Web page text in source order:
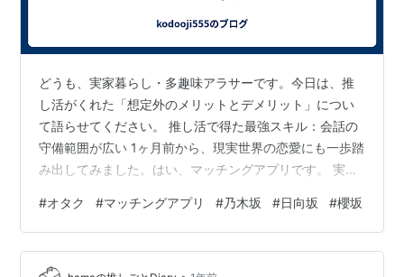
どうも、実家暮らし・多趣味アラサーです。今日は、推
し活がくれた「想定外のメリットとデメリット」につい
て語らせてください。 推し活で得た最強スキル：会話の
守備範囲が広い 1ヶ月前から、現実世界の恋愛にも一歩踏
み出してみました。はい、マッチングアプリです。 実際
らい守備範囲が広い私、会話の引き出し量が異常なんで
すよ。 J-POP？K-POP？アイドル？→即深掘りOK 趣味
トーク？→大体のジャンルに噛める 現場話？→一晩中い
#オタク #マッチングアプリ #乃木坂 #日向坂 #櫻坂